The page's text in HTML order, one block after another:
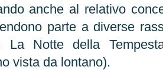
anche al relativo
parte a diverse
La Notte della
vista da lontano).